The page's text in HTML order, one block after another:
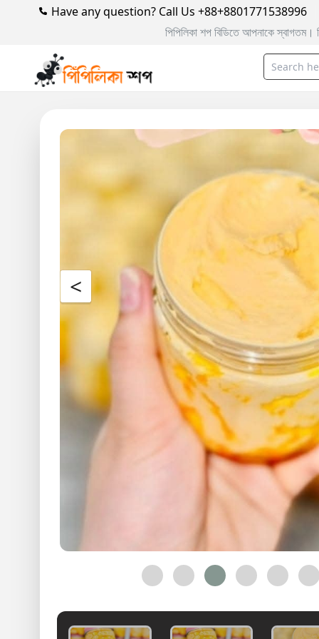
Have any question? Call Us +88+8801771538996
পিপিলিকা শপ বিডিতে আপনাকে স্বাগতম। বিশ্বস্ততার আরেক নাম
<